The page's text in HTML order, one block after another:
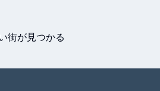
街が見つかる